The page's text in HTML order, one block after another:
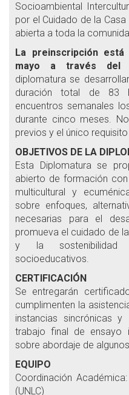
Socioambiental
por el Cuidado de la
abierta a toda la
La preinscripción
mayo a través del
diplomatura se
duración total de 83
encuentros semanales
durante cinco meses.
previos y el único
OBJETIVOS DE LA
Esta Diplomatura se
abierto de formación con
multicultural y
sobre enfoques,
necesarias para el
promueva el cuidado de
y la sostenibilidad
socioeducativos.
CERTIFICACIÓN
Se entregarán
cumplimenten la
instancias sincrónicas y
trabajo final de ensayo
sobre abordaje de
EQUIPO
Coordinación
(UNLC)